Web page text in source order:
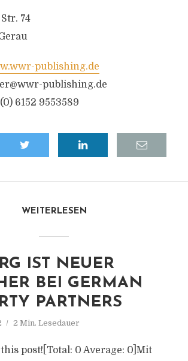
74
publishing.de
publishing.de
6152 9553589
WEITERLESEN
IST NEUER
BEI GERMAN
PARTNERS
2 Min. Lesedauer
post![Total: 0 Average: 0]Mit